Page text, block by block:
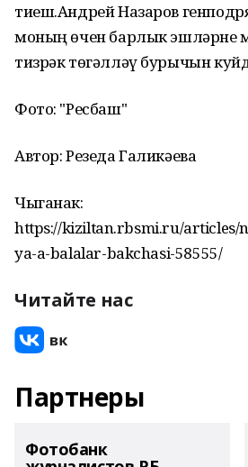
тиеш.Андрей Назаров
моның өчен барлык эшләрне
тизрәк төгәлләү бурычын
Фото: "Ресбаш"
Автор: Резеда Галикәева
Чыганак:
https://kiziltan.rbsmi.ru/articles/
ya-a-balalar-bakchasi-58555/
Читайте нас
Партнеры
Фотобанк